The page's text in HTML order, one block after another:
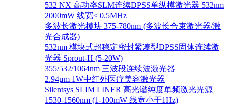
532 NX 高功率SLM连续DPSS单纵模激光器 532nm
2000mW 线宽< 0.5MHz
多波长激光模块 375-780nm (多波长合束激光器/激
光合成器)
532nm 模块式超稳定密封紧凑型DPSS固体连续激
光器 Sprout-H (5-20W)
355/532/1064nm 三波段连续波激光器
2.94μm 1W中红外医疗美容激光器
Silentsys SLIM LINER 高光谱纯度单频激光光源
1530-1560nm (1-100mW 线宽小于1Hz)